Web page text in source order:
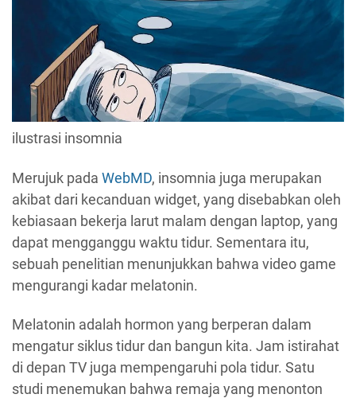
ilustrasi insomnia
Merujuk pada WebMD, insomnia juga merupakan
akibat dari kecanduan widget, yang disebabkan oleh
kebiasaan bekerja larut malam dengan laptop, yang
dapat mengganggu waktu tidur. Sementara itu,
sebuah penelitian menunjukkan bahwa video game
mengurangi kadar melatonin.
Melatonin adalah hormon yang berperan dalam
mengatur siklus tidur dan bangun kita. Jam istirahat
di depan TV juga mempengaruhi pola tidur. Satu
studi menemukan bahwa remaja yang menonton